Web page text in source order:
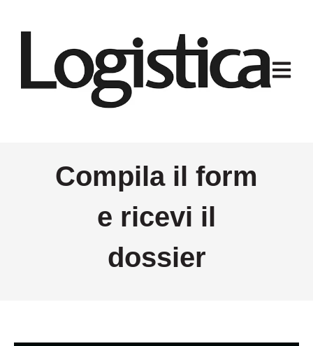
Apri
Compila il form
e ricevi il
dossier